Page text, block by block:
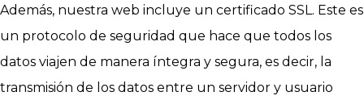
Además, nuestra web incluye un certificado SSL. Este es
un protocolo de seguridad que hace que todos los
datos viajen de manera íntegra y segura, es decir, la
transmisión de los datos entre un servidor y usuario